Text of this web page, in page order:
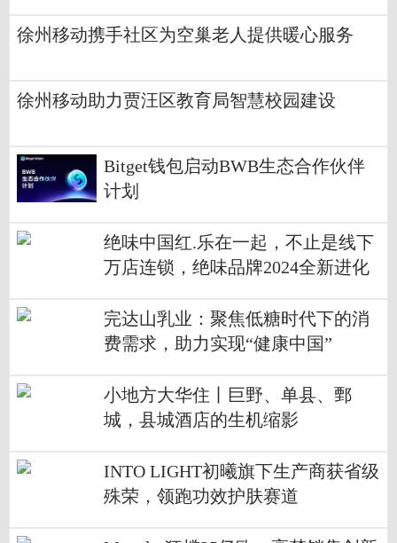
徐州移动携手社区为空巢老人提供暖心服务
徐州移动助力贾汪区教育局智慧校园建设
Bitget钱包启动BWB生态合作伙伴
计划
绝味中国红.乐在一起，不止是线下
万店连锁，绝味品牌2024全新进化
完达山乳业：聚焦低糖时代下的消
费需求，助力实现“健康中国”
小地方大华住丨巨野、单县、鄄
城，县城酒店的生机缩影
INTO LIGHT初曦旗下生产商获省级
殊荣，领跑功效护肤赛道